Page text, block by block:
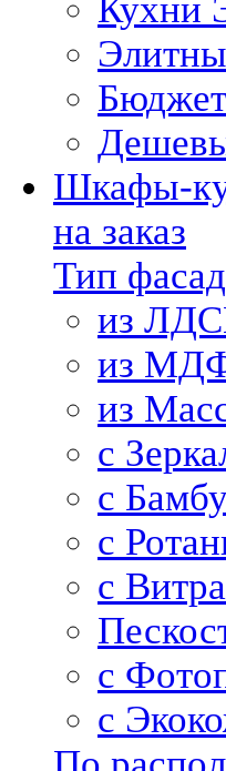
Кухни
Шкафы-
на заказ
Тип
из
из
из
с
с
с
с
с
с